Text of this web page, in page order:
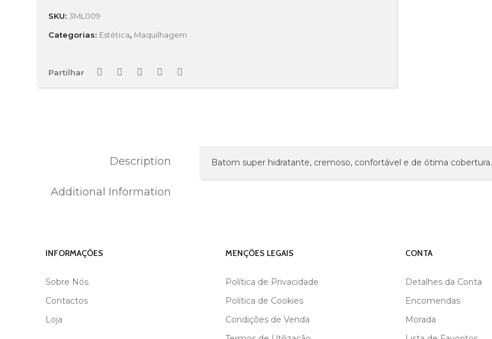
SKU: 3ML009
Categorias: Estética, Maquilhagem
Partilhar
Description
Additional Information
Batom super hidratante, cremoso, confortável e de ótima cobertura.
MARCA
INFORMAÇÕES
Sobre Nós
Contactos
Loja
MENÇÕES LEGAIS
Política de Privacidade
Política de Cookies
Condições de Venda
CONTA
Detalhes da Conta
Encomendas
Morada